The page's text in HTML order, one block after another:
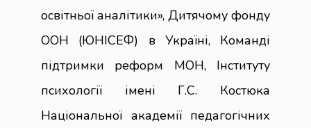
освітньої аналітики», Дитячому фонду
ООН (ЮНІСЕФ) в Україні, Команді
підтримки реформ МОН, Інституту
психології імені Г.С. Костюка
Національної академії педагогічних